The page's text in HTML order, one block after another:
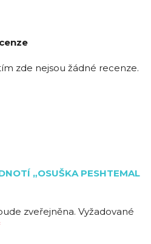
zde nejsou žádné recenze.
„OSUŠKA PESHTEMAL
zveřejněna. Vyžadované